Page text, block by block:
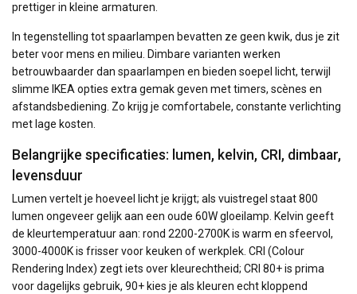
prettiger in kleine armaturen.
In tegenstelling tot spaarlampen bevatten ze geen kwik, dus je zit
beter voor mens en milieu. Dimbare varianten werken
betrouwbaarder dan spaarlampen en bieden soepel licht, terwijl
slimme IKEA opties extra gemak geven met timers, scènes en
afstandsbediening. Zo krijg je comfortabele, constante verlichting
met lage kosten.
Belangrijke specificaties: lumen, kelvin, CRI, dimbaar,
levensduur
Lumen vertelt je hoeveel licht je krijgt; als vuistregel staat 800
lumen ongeveer gelijk aan een oude 60W gloeilamp. Kelvin geeft
de kleurtemperatuur aan: rond 2200-2700K is warm en sfeervol,
3000-4000K is frisser voor keuken of werkplek. CRI (Colour
Rendering Index) zegt iets over kleurechtheid; CRI 80+ is prima
voor dagelijks gebruik, 90+ kies je als kleuren echt kloppend